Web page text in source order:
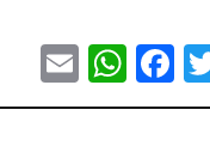
Email